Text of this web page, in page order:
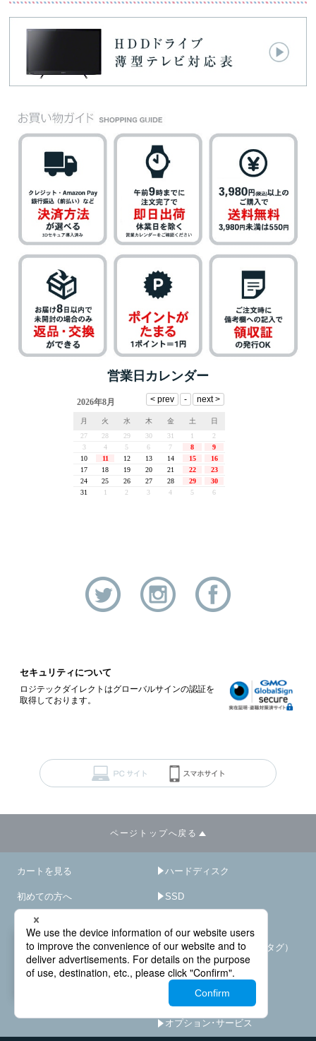
営業日カレンダー
セキュリティについて
ロジテックダイレクトはグローバルサインの認証を
取得しております。
ページトップへ戻る
カートを見る
初めての方へ
ご利用ガイド
ログイン
会員登録
ハードディスク
SSD
スマートタグ（紛失防止タグ）
アクセサリ
HDD/SSD破壊機
オプション･サービス
－ ×